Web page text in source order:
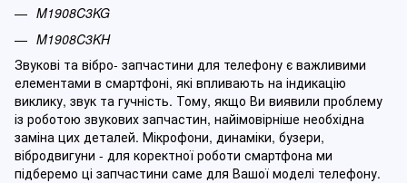
M1908C3KG
M1908C3KH
Звукові та вібро- запчастини для телефону є важливими
елементами в смартфоні, які впливають на індикацію
виклику, звук та гучність. Тому, якщо Ви виявили проблему
із роботою звукових запчастин, найімовірніше необхідна
заміна цих деталей. Мікрофони, динаміки, бузери,
вібродвигуни - для коректної роботи смартфона ми
підберемо ці запчастини саме для Вашої моделі телефону.